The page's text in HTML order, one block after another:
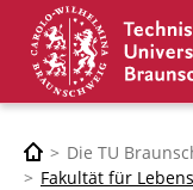
Die TU
Fakultät für